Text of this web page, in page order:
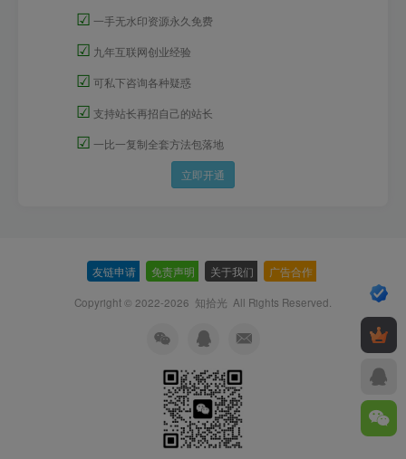
☑ 一手无水印资源永久免费
☑ 九年互联网创业经验
☑ 可私下咨询各种疑惑
☑ 支持站长再招自己的站长
☑ 一比一复制全套方法包落地
立即开通
友链申请 免责声明 关于我们 广告合作
Copyright © 2022-2026 知拾光 All Rights Reserved.